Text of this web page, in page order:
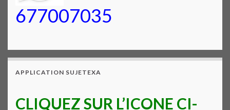
677007035
APPLICATION SUJETEXA
CLIQUEZ SUR L’ICONE CI-